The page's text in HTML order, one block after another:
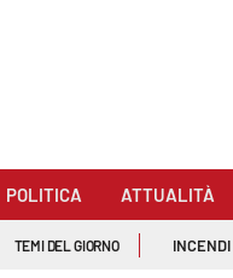
POLITICA ATTUALITÀ
TEMI DEL GIORNO